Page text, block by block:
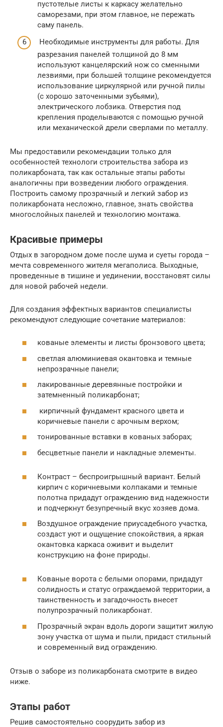
пустотелые листы к каркасу желательно
саморезами, при этом главное, не пережать
саму панель.
Необходимые инструменты для работы. Для
разрезания панелей толщиной до 8 мм
используют канцелярский нож со сменными
лезвиями, при большей толщине рекомендуется
использование циркулярной или ручной пилы
(с хорошо заточенными зубьями),
электрического лобзика. Отверстия под
крепления проделываются с помощью ручной
или механической дрели сверлами по металлу.
Мы предоставили рекомендации только для
особенностей технологи строительства забора из
поликарбоната, так как остальные этапы работы
аналогичны при возведении любого ограждения.
Построить самому прозрачный и легкий забор из
поликарбоната несложно, главное, знать свойства
многослойных панелей и технологию монтажа.
Красивые примеры
Отдых в загородном доме после шума и суеты города –
мечта современного жителя мегаполиса. Выходные,
проведенные в тишине и уединении, восстановят силы
для новой рабочей недели.
Для создания эффектных вариантов специалисты
рекомендуют следующие сочетание материалов:
кованые элементы и листы бронзового цвета;
светлая алюминиевая окантовка и темные
непрозрачные панели;
лакированные деревянные постройки и
затемненный поликарбонат;
кирпичный фундамент красного цвета и
коричневые панели с арочным верхом;
тонированные вставки в кованых заборах;
бесцветные панели и накладные элементы.
Контраст – беспроигрышный вариант. Белый
кирпич с коричневыми колпаками и темные
полотна придадут ограждению вид надежности
и подчеркнут безупречный вкус хозяев дома.
Воздушное ограждение приусадебного участка,
создаст уют и ощущение спокойствия, а яркая
окантовка каркаса оживит и выделит
конструкцию на фоне природы.
Кованые ворота с белыми опорами, придадут
солидность и статус ограждаемой территории, а
таинственность и загадочность внесет
полупрозрачный поликарбонат.
Прозрачный экран вдоль дороги защитит жилую
зону участка от шума и пыли, придаст стильный
и современный вид ограждению.
Отзыв о заборе из поликарбоната смотрите в видео
ниже.
Этапы работ
Решив самостоятельно соорудить забор из